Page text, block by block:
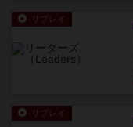
リプレイ
リプレイ